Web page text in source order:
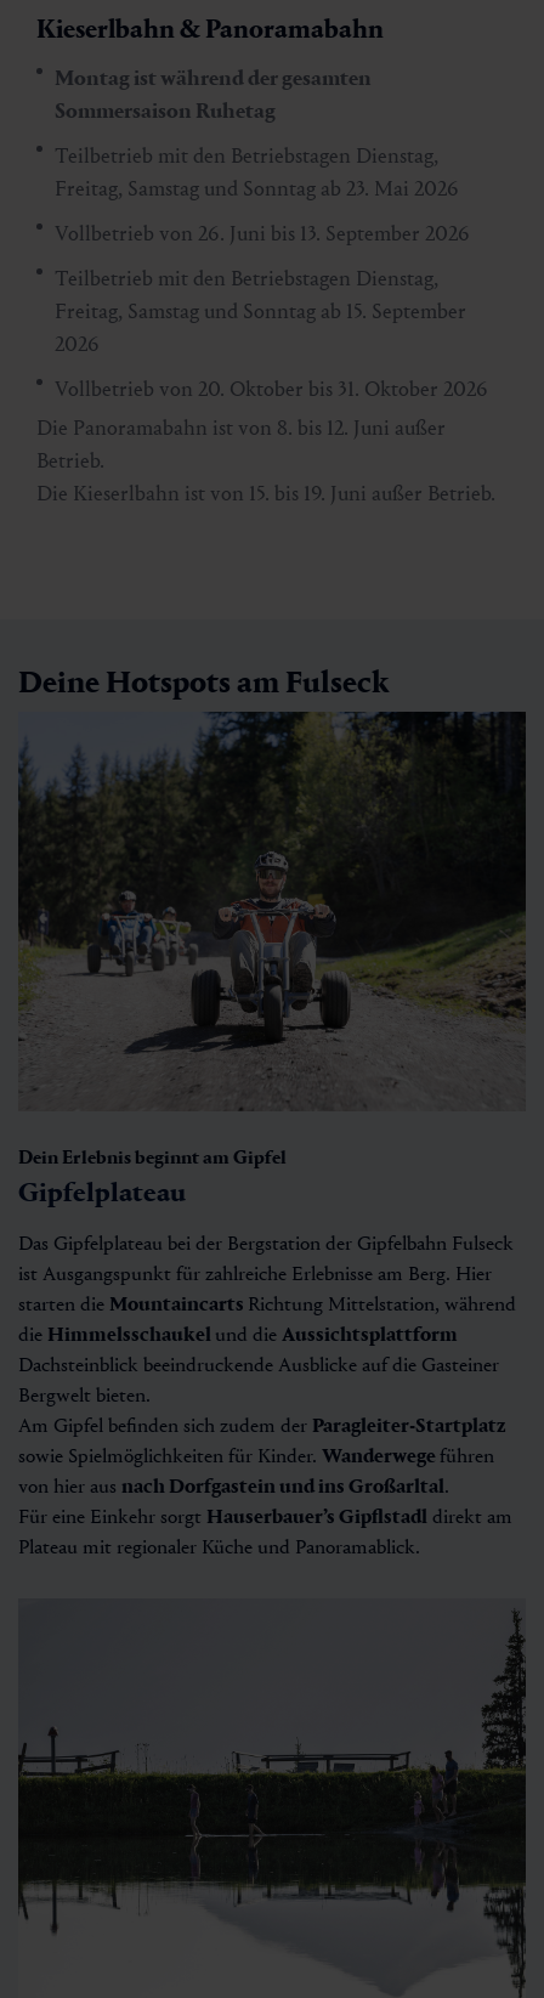
Kieserlbahn & Panoramabahn
Montag ist während der gesamten
Sommersaison Ruhetag
Teilbetrieb mit den Betriebstagen Dienstag,
Freitag, Samstag und Sonntag ab 23. Mai 2026
Vollbetrieb von 26. Juni bis 13. September 2026
Teilbetrieb mit den Betriebstagen Dienstag,
Freitag, Samstag und Sonntag ab 15. September
2026
Vollbetrieb von 20. Oktober bis 31. Oktober 2026
Die Panoramabahn ist von 8. bis 12. Juni außer
Betrieb.
Die Kieserlbahn ist von 15. bis 19. Juni außer Betrieb.
Deine Hotspots am Fulseck
Dein Erlebnis beginnt am Gipfel
Gipfelplateau
Das Gipfelplateau bei der Bergstation der Gipfelbahn Fulseck
ist Ausgangspunkt für zahlreiche Erlebnisse am Berg. Hier
starten die Mountaincarts Richtung Mittelstation, während
die Himmelsschaukel und die Aussichtsplattform
Dachsteinblick beeindruckende Ausblicke auf die Gasteiner
Bergwelt bieten.
Am Gipfel befinden sich zudem der Paragleiter-Startplatz
sowie Spielmöglichkeiten für Kinder. Wanderwegeführen
von hier aus nach Dorfgastein und ins Großarltal.
Für eine Einkehr sorgt Hauserbauer’s Gipflstadl direkt am
Plateau mit regionaler Küche und Panoramablick.